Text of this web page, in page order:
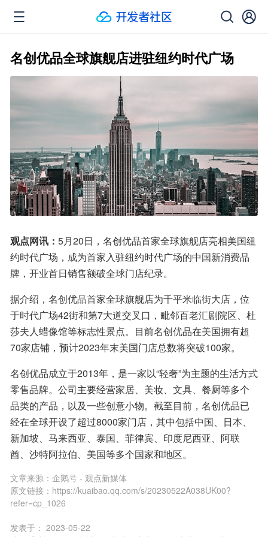
名创优品全球旗舰店进驻纽约时代广场
观点网讯： 5月20日，名创优品首家全球旗舰店亮相美国纽
约时代广场，成为首家入驻纽约时代广场的中国新消费品
牌，开业首日销售额破全球门店纪录。
据介绍，名创优品首家全球旗舰店为千平米临街大店，位
于时代广场42街和第7大道交叉口，毗邻百老汇剧院区、杜
莎夫人蜡像馆等标志性景点。目前名创优品在美国拥有超
70家店铺，预计2023年末美国门店总数将突破100家。
名创优品成立于2013年，是一家以“轻奢”为主题的生活方式
零售品牌。公司主要经营家居、美妆、文具、餐厨等多个
品类的产品，以及一些创意小物。截至目前，名创优品已
经在全球开设了超过8000家门店，其中包括中国、日本、
新加坡、马来西亚、泰国、菲律宾、印度尼西亚、阿联
酋、沙特阿拉伯、美国等多个国家和地区。
文章来源： 企鹅号 - 观点新媒体
原文链接： https://kuaibao.qq.com/s/20230522A038UK00?
refer=cp_1026
发表于： 2023-05-22